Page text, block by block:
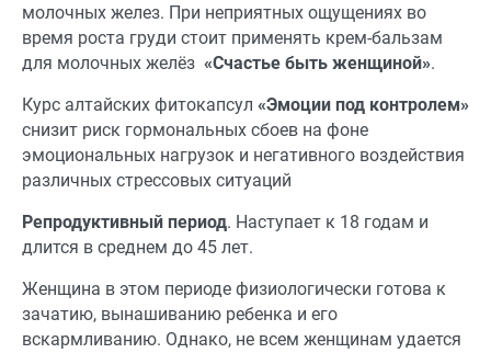
молочных желез. При неприятных ощущениях во
время роста груди стоит применять крем-бальзам
для молочных желёз «Счастье быть женщиной».
Курс алтайских фитокапсул «Эмоции под контролем»
снизит риск гормональных сбоев на фоне
эмоциональных нагрузок и негативного воздействия
различных стрессовых ситуаций
Репродуктивный период. Наступает к 18 годам и
длится в среднем до 45 лет.
Женщина в этом периоде физиологически готова к
зачатию, вынашиванию ребенка и его
вскармливанию. Однако, не всем женщинам удается